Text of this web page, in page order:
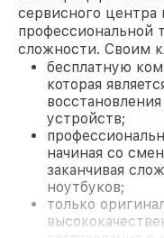
сервисного
профессиональной
сложности. Своим
бесплатную
которая
устройств;
начиная со
заканчивая
ноутбуков;
только